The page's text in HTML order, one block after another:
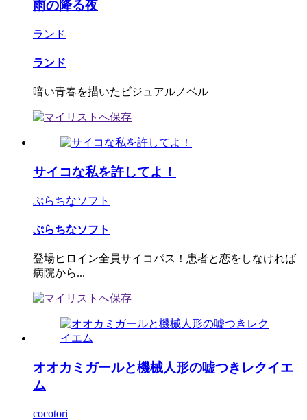
雨の降る夜
ランド
ランド
暗い青春を描いたビジュアルノベル
サイコな私を許してよ！
ぷらちなソフト
ぷらちなソフト
登場ヒロイン全員サイコパス！患者と恋をしなければ
病院から...
オオカミガールと機械人形の嘘つきレクイエ
ム
cocotori